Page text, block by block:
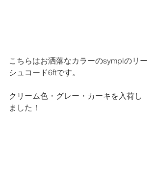
こちらはお洒落なカラーのsymplのリー
シュコード6ftです。
クリーム色・グレー・カーキを入荷し
ました！